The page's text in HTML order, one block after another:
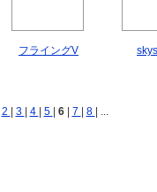
フライングV
2 3 4 5 6 7 8 | ...